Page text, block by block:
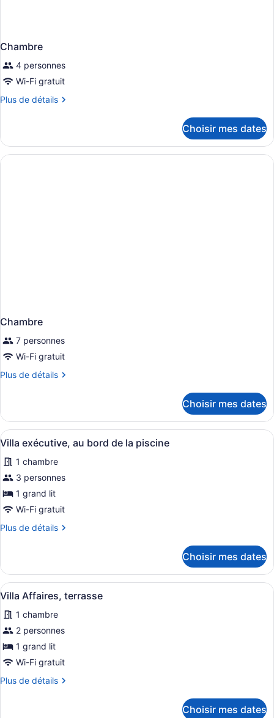
Chambre
4 personnes
Wi-Fi gratuit
Plus de détails
Plus
Chambre
Choisir mes dates
Chambre
7 personnes
Wi-Fi gratuit
Plus de détails
Plus
Chambre
Choisir mes dates
Afficher
toutes
les
photos
pour
ce
de
exécutive,
au
bord
de
la
piscine
Un jardin avec une piscine, une
8
Villa exécutive, au bord de la piscine
1 chambre
3 personnes
1 grand lit
Wi-Fi gratuit
Plus de détails
Plus
Villa
exécutive,
au
de
la
piscine
Choisir mes dates
Afficher
toutes
les
photos
pour
ce
de
Une terrasse avec deux chaises
6
Villa Affaires, terrasse
1 chambre
2 personnes
1 grand lit
Wi-Fi gratuit
Plus de détails
Plus
Choisir mes dates